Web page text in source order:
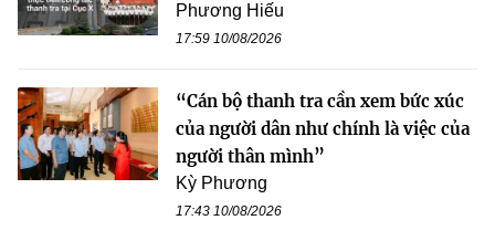
Phương Hiếu
17:59 10/08/2026
“Cán bộ thanh tra cần xem bức xúc
của người dân như chính là việc của
người thân mình”
Kỳ Phương
17:43 10/08/2026